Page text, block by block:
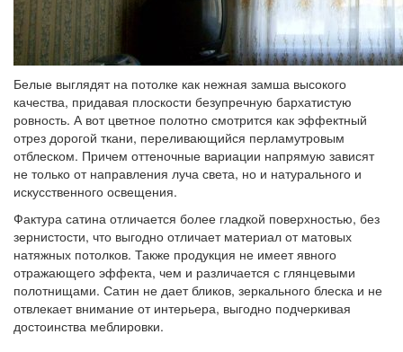
Белые выглядят на потолке как нежная замша высокого
качества, придавая плоскости безупречную бархатистую
ровность. А вот цветное полотно смотрится как эффектный
отрез дорогой ткани, переливающийся перламутровым
отблеском. Причем оттеночные вариации напрямую зависят
не только от направления луча света, но и натурального и
искусственного освещения.
Фактура сатина отличается более гладкой поверхностью, без
зернистости, что выгодно отличает материал от матовых
натяжных потолков. Также продукция не имеет явного
отражающего эффекта, чем и различается с глянцевыми
полотнищами. Сатин не дает бликов, зеркального блеска и не
отвлекает внимание от интерьера, выгодно подчеркивая
достоинства меблировки.